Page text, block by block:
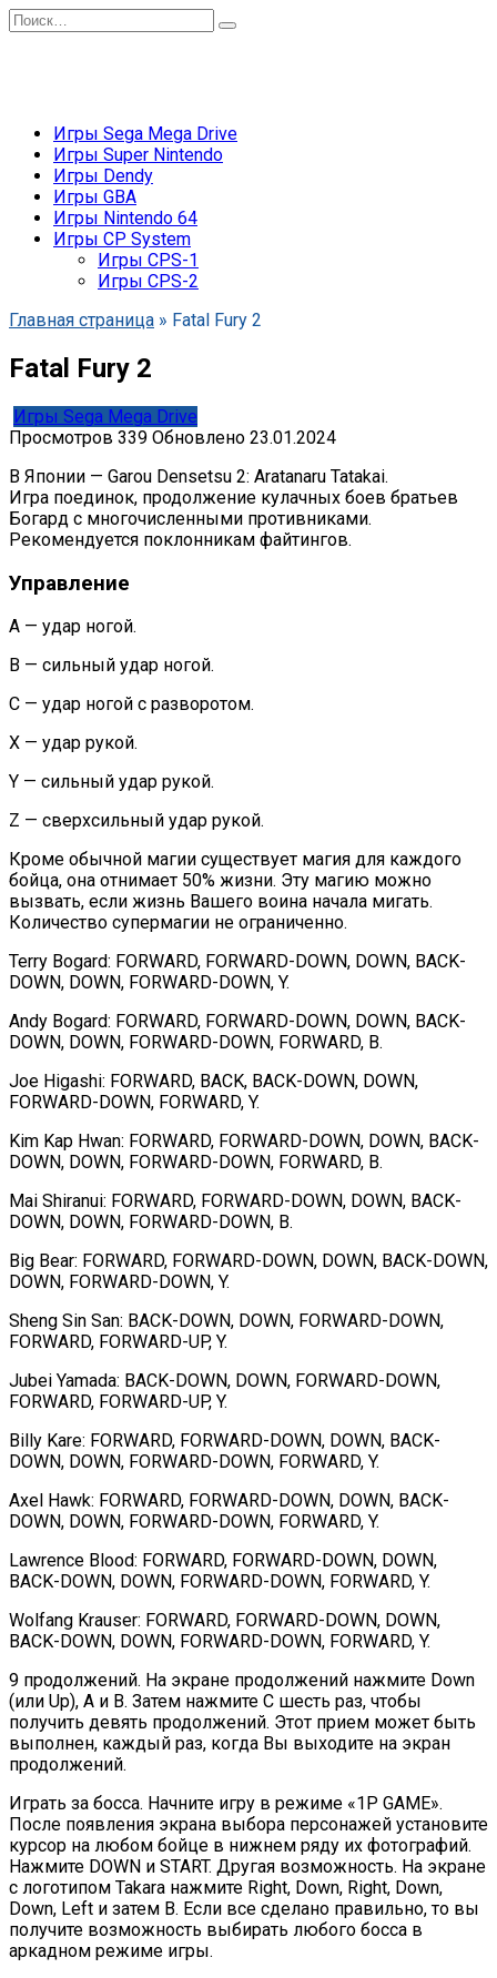
Перейти
к
Search
for:
Игры Sega Mega Drive
Игры Super Nintendo
Игры Dendy
Игры GBA
Игры Nintendo 64
Игры CP System
Игры CPS-1
Игры CPS-2
Главная страница » Fatal Fury 2
Fatal Fury 2
Игры Sega Mega Drive
Просмотров 339 Обновлено 23.01.2024
В Японии — Garou Densetsu 2: Aratanaru Tatakai.
Игра поединок, продолжение кулачных боев братьев
Богард с многочисленными противниками.
Рекомендуется поклонникам файтингов.
Управление
А — удар ногой.
В — сильный удар ногой.
С — удар ногой с разворотом.
Х — удар рукой.
Y — сильный удар рукой.
Z — сверхсильный удар рукой.
Кроме обычной магии существует магия для каждого
бойца, она отнимает 50% жизни. Эту магию можно
вызвать, если жизнь Вашего воина начала мигать.
Количество супермагии не ограниченно.
Terry Bogard: FORWARD, FORWARD-DOWN, DOWN, BACK-
DOWN, DOWN, FORWARD-DOWN, Y.
Andy Bogard: FORWARD, FORWARD-DOWN, DOWN, BACK-
DOWN, DOWN, FORWARD-DOWN, FORWARD, В.
Joe Higashi: FORWARD, BACK, BACK-DOWN, DOWN,
FORWARD-DOWN, FORWARD, Y.
Kim Kap Hwan: FORWARD, FORWARD-DOWN, DOWN, BACK-
DOWN, DOWN, FORWARD-DOWN, FORWARD, В.
Mai Shiranui: FORWARD, FORWARD-DOWN, DOWN, BACK-
DOWN, DOWN, FORWARD-DOWN, В.
Big Bear: FORWARD, FORWARD-DOWN, DOWN, BACK-DOWN,
DOWN, FORWARD-DOWN, Y.
Sheng Sin San: BACK-DOWN, DOWN, FORWARD-DOWN,
FORWARD, FORWARD-UP, Y.
Jubei Yamada: BACK-DOWN, DOWN, FORWARD-DOWN,
FORWARD, FORWARD-UP, Y.
Billy Kare: FORWARD, FORWARD-DOWN, DOWN, BACK-
DOWN, DOWN, FORWARD-DOWN, FORWARD, Y.
Axel Hawk: FORWARD, FORWARD-DOWN, DOWN, BACK-
DOWN, DOWN, FORWARD-DOWN, FORWARD, Y.
Lawrence Blood: FORWARD, FORWARD-DOWN, DOWN,
BACK-DOWN, DOWN, FORWARD-DOWN, FORWARD, Y.
Wolfang Krauser: FORWARD, FORWARD-DOWN, DOWN,
BACK-DOWN, DOWN, FORWARD-DOWN, FORWARD, Y.
9 продолжений. На экране продолжений нажмите Down
(или Up), A и B. Затем нажмите C шесть раз, чтобы
получить девять продолжений. Этот прием может быть
выполнен, каждый раз, когда Вы выходите на экран
продолжений.
Играть за босса. Начните игру в режиме «1P GAME».
После появления экрана выбора персонажей установите
курсор на любом бойце в нижнем ряду их фотографий.
Нажмите DOWN и START. Другая возможность. На экране
с логотипом Takara нажмите Right, Down, Right, Down,
Down, Left и затем B. Если все сделано правильно, то вы
получите возможность выбирать любого босса в
аркадном режиме игры.